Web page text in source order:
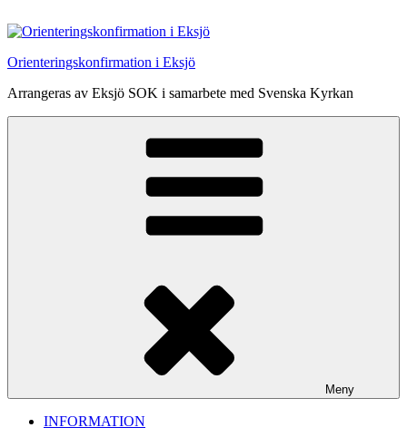
till
Orienteringskonfirmation i Eksjö
Arrangeras av Eksjö SOK i samarbete med Svenska Kyrkan
Meny
INFORMATION